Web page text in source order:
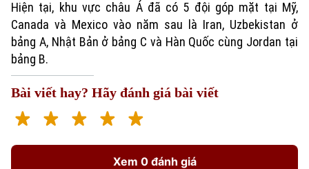
Xu hướng
Hiện tại, khu vực châu Á đã có 5 đội góp mặt tại Mỹ,
Canada và Mexico vào năm sau là Iran, Uzbekistan ở
bảng A, Nhật Bản ở bảng C và Hàn Quốc cùng Jordan tại
bảng B.
Bài viết hay? Hãy đánh giá bài viết
Xem 0 đánh giá